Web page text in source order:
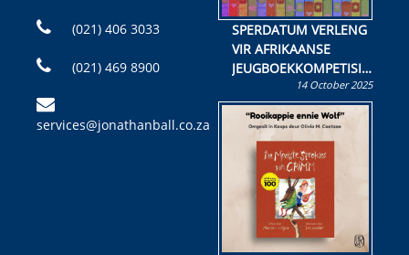
(021) 406 3033
(021) 469 8900
services@jonathanball.co.za
SPERDATUM VERLENG
VIR AFRIKAANSE
JEUGBOEKKOMPETISIE
Skryf ’n jeugboek of
kinderboek en staan ’n
kans om R50 000 te
wen!
14 October 2025